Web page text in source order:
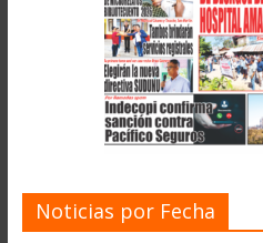
Noticias por Fecha